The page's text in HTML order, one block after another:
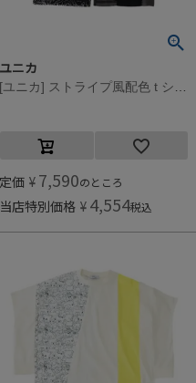
ユニカ
定価 ¥ 7,590のところ
当店特別価格 ¥ 4,554税込